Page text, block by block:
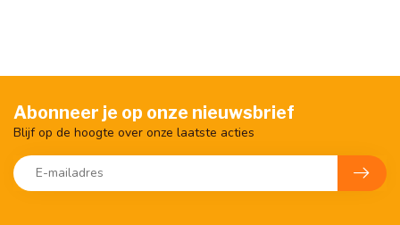
Abonneer je op onze nieuwsbrief
Blijf op de hoogte over onze laatste acties